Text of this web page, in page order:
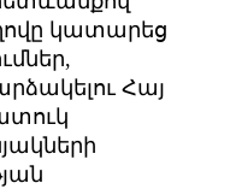
կատարեց
Հայ